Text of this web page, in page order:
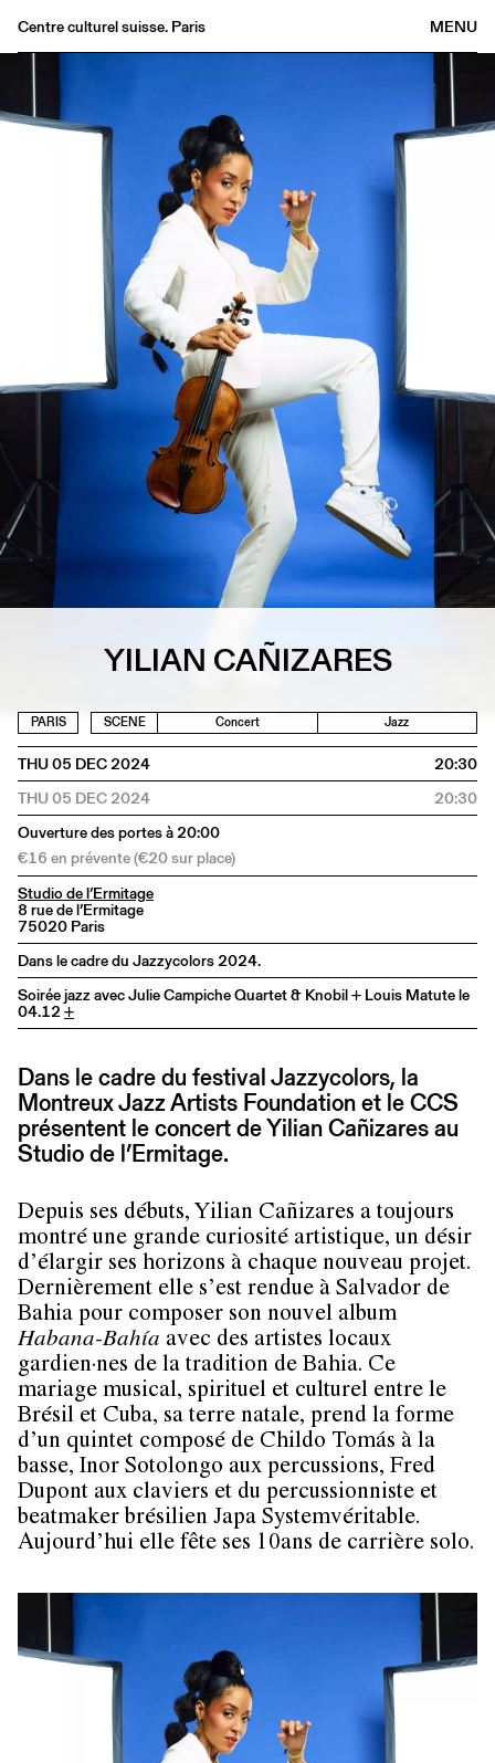
MENU
Centre culturel suisse. Paris
Agenda
Bookshop
YILIAN CAÑIZARES
PARIS SCENE Concert Jazz
THU 05 DEC 2024
20:30
THU 05 DEC 2024
20:30
Ouverture des portes à 20:00
€16 en prévente (€20 sur place)
Studio de l’Ermitage
8 rue de l’Ermitage
75020 Paris
Dans le cadre du Jazzycolors 2024.
Soirée jazz avec Julie Campiche Quartet & Knobil + Louis Matute le
04.12+
Dans le cadre du festival Jazzycolors, la
Montreux Jazz Artists Foundation et le CCS
présentent le concert de Yilian Cañizares au
Studio de l’Ermitage.
Depuis ses débuts, Yilian Cañizares a toujours
montré une grande curiosité artistique, un désir
d’élargir ses horizons à chaque nouveau projet.
Dernièrement elle s’est rendue à Salvador de
Bahia pour composer son nouvel album
Habana-Bahía avec des artistes locaux
gardien·nes de la tradition de Bahia. Ce
mariage musical, spirituel et culturel entre le
Brésil et Cuba, sa terre natale, prend la forme
d’un quintet composé de Childo Tomás à la
basse, Inor Sotolongo aux percussions, Fred
Dupont aux claviers et du percussionniste et
beatmaker brésilien Japa Systemvéritable.
Aujourd’hui elle fête ses 10ans de carrière solo.